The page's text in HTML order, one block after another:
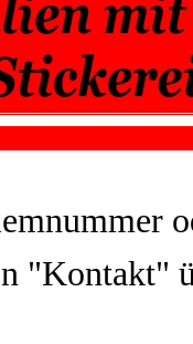
"Kontakt"